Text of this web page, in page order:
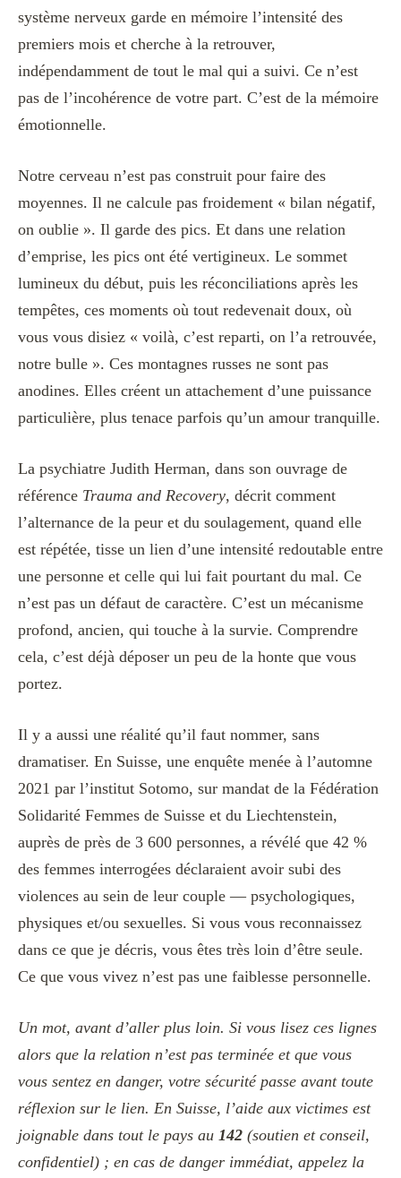
système nerveux garde en mémoire l’intensité des
premiers mois et cherche à la retrouver,
indépendamment de tout le mal qui a suivi. Ce n’est
pas de l’incohérence de votre part. C’est de la mémoire
émotionnelle.
Notre cerveau n’est pas construit pour faire des
moyennes. Il ne calcule pas froidement « bilan négatif,
on oublie ». Il garde des pics. Et dans une relation
d’emprise, les pics ont été vertigineux. Le sommet
lumineux du début, puis les réconciliations après les
tempêtes, ces moments où tout redevenait doux, où
vous vous disiez « voilà, c’est reparti, on l’a retrouvée,
notre bulle ». Ces montagnes russes ne sont pas
anodines. Elles créent un attachement d’une puissance
particulière, plus tenace parfois qu’un amour tranquille.
La psychiatre Judith Herman, dans son ouvrage de
référence Trauma and Recovery, décrit comment
l’alternance de la peur et du soulagement, quand elle
est répétée, tisse un lien d’une intensité redoutable entre
une personne et celle qui lui fait pourtant du mal. Ce
n’est pas un défaut de caractère. C’est un mécanisme
profond, ancien, qui touche à la survie. Comprendre
cela, c’est déjà déposer un peu de la honte que vous
portez.
Il y a aussi une réalité qu’il faut nommer, sans
dramatiser. En Suisse, une enquête menée à l’automne
2021 par l’institut Sotomo, sur mandat de la Fédération
Solidarité Femmes de Suisse et du Liechtenstein,
auprès de près de 3 600 personnes, a révélé que 42 %
des femmes interrogées déclaraient avoir subi des
violences au sein de leur couple — psychologiques,
physiques et/ou sexuelles. Si vous vous reconnaissez
dans ce que je décris, vous êtes très loin d’être seule.
Ce que vous vivez n’est pas une faiblesse personnelle.
Un mot, avant d’aller plus loin. Si vous lisez ces lignes
alors que la relation n’est pas terminée et que vous
vous sentez en danger, votre sécurité passe avant toute
réflexion sur le lien. En Suisse, l’aide aux victimes est
joignable dans tout le pays au 142 (soutien et conseil,
confidentiel) ; en cas de danger immédiat, appelez la